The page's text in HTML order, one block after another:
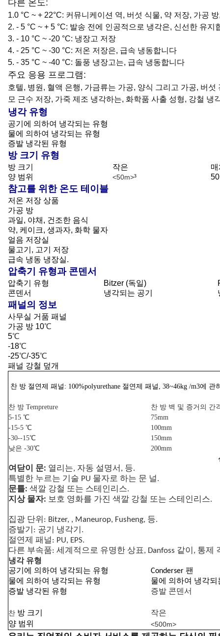
다른 온도:
1.0 °C ~ + 22°C: 커뮤니케이션 역, 버섯 식물, 약 저장, 가공
2. - 5 °C ~ + 5 °C: 발송 전에 인공적으로 냉각은, 신선한 유지
3. - 10 °C ~ -20 °C: 냉장고 저장
4. - 25 °C ~ -30 °C: 저온 저장은, 급속 냉동합니다
5. - 35 °C ~ -40 °C: 돌풍 냉장고는, 급속 냉동합니다
주요 응용 프로그램:
호텔, 병원, 혈액 은행, 가금류는 가공, 양식 그리고 가공, 버
모 근수 저장, 가죽 제조 냉각하는, 화학품 사출 성형, 강철
냉각 유형
공기에 의하여 냉각되는 유형
물에 의하여 냉각되는 유형
증발 냉각된 유형
방 크기 유형
방 크기 작은
양 범위
<50m>³
참고를 위한 온도 테이블
저온 저장 상품
가공 방
과일, 야채, 건조한 음식
약, 케이크, 생과자, 화학 물자
얼음 저장실
물고기, 고기 저장
급속 냉동 냉장실.
압축기 유형과 콘덴서
압축기 유형 Bitzer (독일)
콘덴서
냉각되는 공기
패널의 정보
사무실 거품 패널
가공 방 10℃
5℃
-18℃
-25℃/-35℃
패널 강철 덮개
찬 방 절연제 패널: 100%polyurethane 절연제 패널, 38~46kg /m3에
찬 방 Tempreture
찬 방 벽 및 증거의 간
5-15 ℃
75mm
-15-5 ℃
100mm
-30--15℃
150mm
낮은 -30℃
200mm
여닫이 문: 열리는, 자동 설명서, 등.
특별한 누르는 기술 PU 물자로 하는 문 널.
문틀: 색깔 강철 또는 스테인리스.
지상 물자: 보호 영화를 가진 색깔 강철 또는 스테인리스.
집광 단위: Bitzer, , Maneurop, Fusheng, 등.
증발기: 공기 냉각기.
절연제 패널: PU, EPS.
다른 부속품: 세계적으로 유명한 상표, Danfoss 같이, 통제
냉각 유형
공기에 의하여 냉각되는 유형
Conderser 팬
물에 의하여 냉각되는 유형
물에 의하여 냉각
증발 냉각된 유형
증발 콘덴서
찬 방 크기
작은
양 범위
<500m>